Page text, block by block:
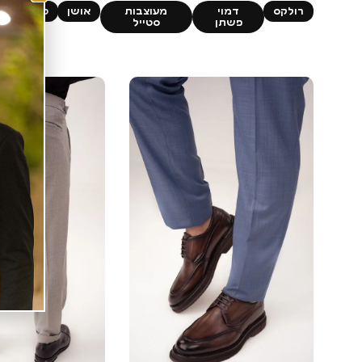
רולקס
דמוי
פשתן
מעוצבות
סטייל
אושן טוקסידו